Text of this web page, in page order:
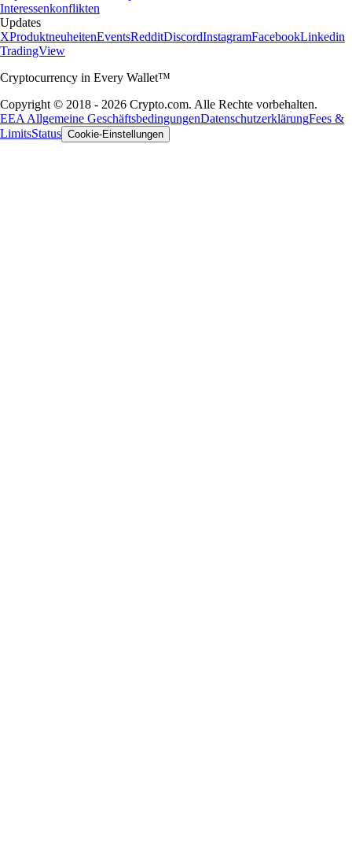
Interessenkonflikten
Updates
XProduktneuheitenEventsRedditDiscordInstagramFacebookLinkedin
TradingView
Cryptocurrency in Every Wallet™
Copyright © 2018 - 2026 Crypto.com. Alle Rechte vorbehalten.
EEA Allgemeine GeschäftsbedingungenDatenschutzerklärungFees &
LimitsStatus Cookie-Einstellungen